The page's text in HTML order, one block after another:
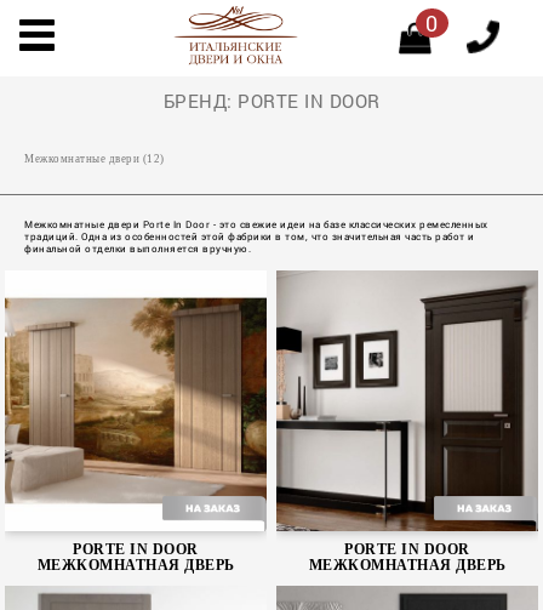
0
БРЕНД: PORTE IN DOOR
Межкомнатные двери (12)
Межкомнатные двери Porte In Door - это свежие идеи на базе классических ремесленных
традиций. Одна из особенностей этой фабрики в том, что значительная часть работ и
финальной отделки выполняется вручную.
PORTE IN DOOR
МЕЖКОМНАТНАЯ ДВЕРЬ
PORTE IN DOOR
МЕЖКОМНАТНАЯ ДВЕРЬ